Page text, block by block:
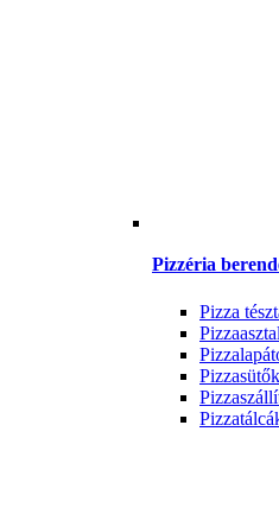
Pizzéria
Pizza
Pizzasütők